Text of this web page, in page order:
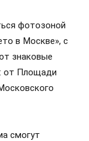
фотозоной
в Москве», с
знаковые
от Площади
смогут